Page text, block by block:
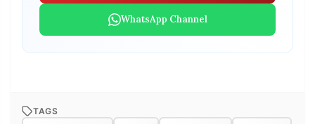
WhatsApp Channel
TAGS